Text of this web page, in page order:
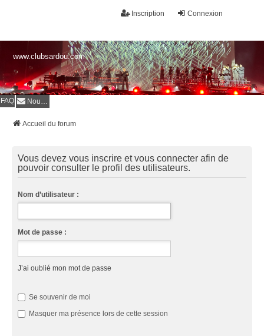
Connexion
Inscription
www.clubsardou.com
FAQ Nous contacter
Accueil du forum
Vous devez vous inscrire et vous connecter afin de
pouvoir consulter le profil des utilisateurs.
Nom d’utilisateur :
Mot de passe :
J’ai oublié mon mot de passe
Se souvenir de moi
Masquer ma présence lors de cette session